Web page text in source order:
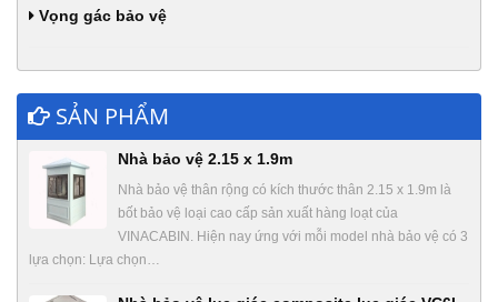
Vọng gác bảo vệ
SẢN PHẨM
Nhà bảo vệ 2.15 x 1.9m
Nhà bảo vệ thân rộng có kích thước thân 2.15 x 1.9m là
bốt bảo vệ loại cao cấp sản xuất hàng loạt của
VINACABIN. Hiện nay ứng với mỗi model nhà bảo vệ có 3
lựa chọn: Lựa chọn…